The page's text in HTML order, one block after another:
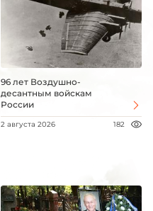
96 лет Воздушно-
десантным войскам
России
2 августа 2026 182